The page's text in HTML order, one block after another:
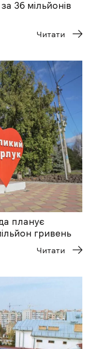
36 мільйонів
Читати
планує
гривень
Читати